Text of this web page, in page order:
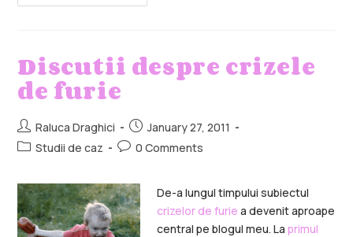
Discutii despre crizele
de furie
Raluca Draghici
January 27, 2011
Studii de caz
0 Comments
De-a lungul timpului subiectul
crizelor de furie a devenit aproape
central pe blogul meu. Laprimul